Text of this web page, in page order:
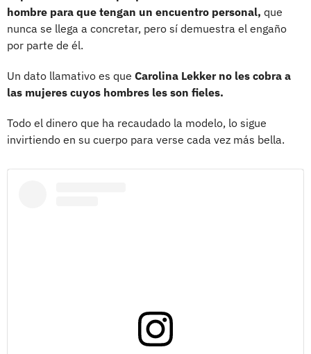
hombre para que tengan un encuentro personal, que
nunca se llega a concretar, pero sí demuestra el engaño
por parte de él.
Un dato llamativo es que Carolina Lekker no les cobra a
las mujeres cuyos hombres les son fieles.
Todo el dinero que ha recaudado la modelo, lo sigue
invirtiendo en su cuerpo para verse cada vez más bella.